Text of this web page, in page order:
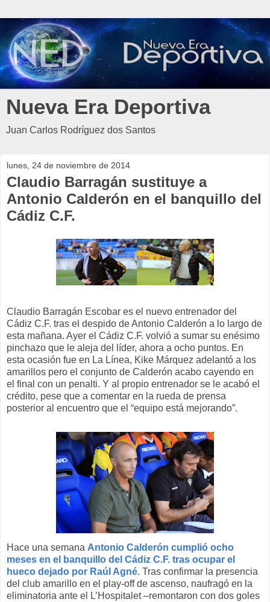
Nueva Era Deportiva
Juan Carlos Rodríguez dos Santos
lunes, 24 de noviembre de 2014
Claudio Barragán sustituye a
Antonio Calderón en el banquillo del
Cádiz C.F.
Claudio Barragán Escobar es el nuevo entrenador del
Cádiz C.F. tras el despido de Antonio Calderón a lo largo de
esta mañana. Ayer el Cádiz C.F. volvió a sumar su enésimo
pinchazo que le aleja del líder, ahora a ocho puntos. En
esta ocasión fue en La Línea, Kike Márquez adelantó a los
amarillos pero el conjunto de Calderón acabo cayendo en
el final con un penalti. Y al propio entrenador se le acabó el
crédito, pese que a comentar en la rueda de prensa
posterior al encuentro que el “equipo está mejorando”.
Hace una semana Antonio Calderón cumplió ocho
meses en el banquillo del Cádiz C.F. tras ocupar el
hueco dejado por Raúl Agné. Tras confirmar la presencia
del club amarillo en el play-off de ascenso, naufragó en la
eliminatoria ante el L’Hospitalet –remontaron con dos goles